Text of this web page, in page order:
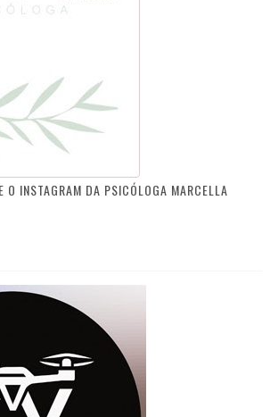
O INSTAGRAM DA PSICÓLOGA MARCELLA